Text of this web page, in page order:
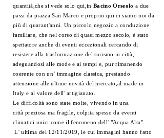
quantità,che si vede solo qui,in Bacino Orseolo a due
passi da piazza San Marco e proprio qui ci siamo noi da
più di quarant'anni. Un piccolo negozio a conduzione
familiare, che nel corso di quasi mezzo secolo, è stato
spettatore anche di eventi eccezionali cercando di
resistere alla trasformazione del turismo in città,
adeguandosi alle mode e ai tempi e, pur rimanendo
coerente con un’ immagine classica, prestando
attenzione alle ultime novità del mercato,al made in
Italy e al valore dell' artigianato.
Le difficoltà sono state molte, vivendo in una
cittàpreziosa mafragile,colpita spesso da eventi
climatici unici come il fenomeno dell' "Acqua Alta".
L' ultima del 12/11/2019, le cui immagini hanno fatto